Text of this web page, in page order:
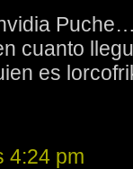
cuanto
es
4:24 pm